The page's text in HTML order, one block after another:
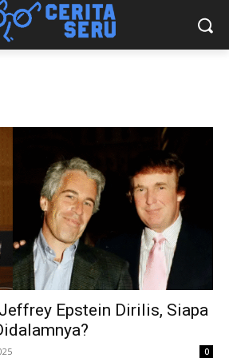
Epstein Dirilis, Siapa
0